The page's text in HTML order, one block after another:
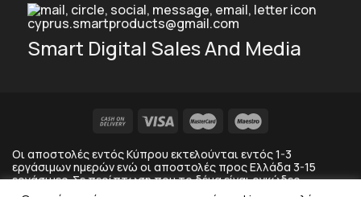
cyprus.smartproducts@gmail.com
Smart Digital Sales And Media
Οι αποστολές εντός Κύπρου εκτελούνται εντός 1-3
εργάσιμων ημερών ενώ οι αποστολές προς Ελλάδα 3-15
εργάσιμες. Σε περίπτωση που το δέμα είναι ογκώδες
αποστέλλεται στο κατάστημα της κούριερ και οχι στο σπίτι